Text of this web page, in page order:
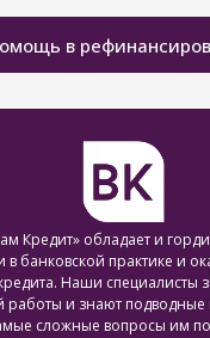
в
Кредит» обладает и
в банковской практике и
Наши специалисты
работы и знают
сложные вопросы им по